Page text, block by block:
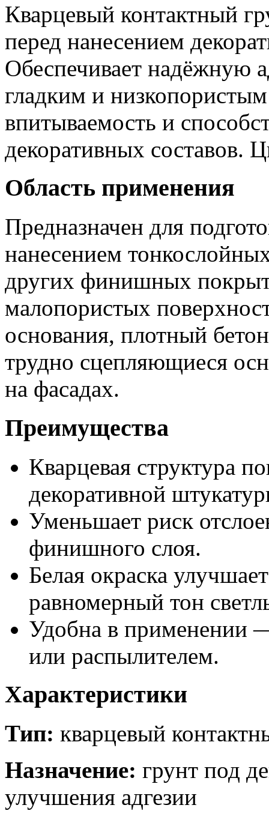
Кварцевый контактный
перед нанесением
Обеспечивает надёжную
гладким и
впитываемость и
декоративных
Область применения
Предназначен для
нанесением
других финишных
малопористых
основания, плотный
трудно сцепляющиеся
на фасадах.
Преимущества
Кварцевая структура
декоративной
Уменьшает риск
финишного слоя.
Белая окраска
равномерный тон
Удобна в применении
или распылителем.
Характеристики
Тип: кварцевый
Назначение: грунт под
улучшения адгезии